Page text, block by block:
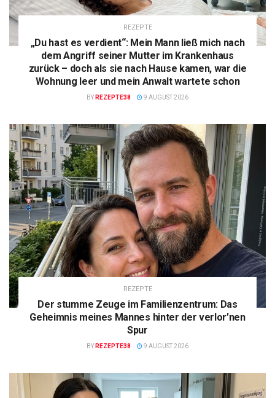
REZEPTE
„Du hast es verdient“: Mein Mann ließ mich nach
dem Angriff seiner Mutter im Krankenhaus
zurück – doch als sie nach Hause kamen, war die
Wohnung leer und mein Anwalt wartete schon
BY REZEPTE38 9 AUGUST 2026
REZEPTE
Der stumme Zeuge im Familienzentrum: Das
Geheimnis meines Mannes hinter der verlor’nen
Spur
BY REZEPTE38 9 AUGUST 2026